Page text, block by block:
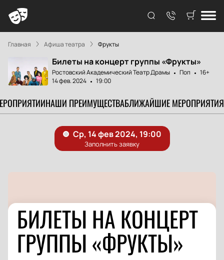
Главная Афиша театра Фрукты
Билеты на концерт группы «Фрукты»
Ростовский Академический Театр Драмы Поп
16+
14 фев. 2024
19:00
НАШИ ПРЕИМУЩЕСТВАБЛИЖАЙШИЕ МЕРОПРИЯТИЯ
БИЛЕТЫ НА КОНЦЕРТ
ГРУППЫ «ФРУКТЫ»